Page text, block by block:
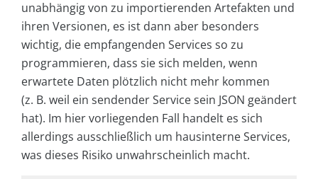
unabhängig von zu importierenden Artefakten und
ihren Versionen, es ist dann aber besonders
wichtig, die empfangenden Services so zu
programmieren, dass sie sich melden, wenn
erwartete Daten plötzlich nicht mehr kommen
(z. B. weil ein sendender Service sein JSON geändert
hat). Im hier vorliegenden Fall handelt es sich
allerdings ausschließlich um hausinterne Services,
was dieses Risiko unwahrscheinlich macht.